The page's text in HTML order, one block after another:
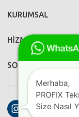
KURUMSAL
HİZMETLERİMİZ
SOSYAL MEDYA
Instagram
Facebook
Merhaba,
PROFIX
Size Nasıl